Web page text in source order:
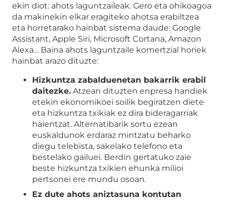
ekin diot: ahots laguntzaileak. Gero eta ohikoagoa
da makinekin elkar eragiteko ahotsa erabiltzea
eta horretarako hainbat sistema daude: Google
Assistant, Apple Siri, Microsoft Cortana, Amazon
Alexa… Baina ahots laguntzaile komertzial horiek
hainbat arazo dituzte:
Hizkuntza zabalduenetan bakarrik erabil
daitezke. Atzean dituzten enpresa handiek
etekin ekonomikoei soilik begiratzen diete
eta hizkuntza txikiak ez dira bideragarriak
haientzat. Alternatibarik sortu ezean
euskaldunok erdaraz mintzatu beharko
diegu telebista, sakelako telefono eta
bestelako gailuei. Berdin gertatuko zaie
beste hizkuntza txikien ehunka milioi
pertsonei ere mundu osoan.
Ez dute ahots aniztasuna kontutan